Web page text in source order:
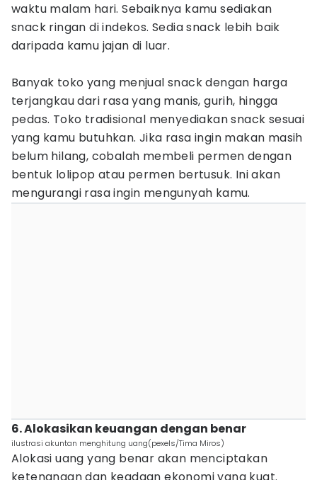
waktu malam hari. Sebaiknya kamu sediakan
snack ringan di indekos. Sedia snack lebih baik
daripada kamu jajan di luar.
Banyak toko yang menjual snack dengan harga
terjangkau dari rasa yang manis, gurih, hingga
pedas. Toko tradisional menyediakan snack sesuai
yang kamu butuhkan. Jika rasa ingin makan masih
belum hilang, cobalah membeli permen dengan
bentuk lolipop atau permen bertusuk. Ini akan
mengurangi rasa ingin mengunyah kamu.
6. Alokasikan keuangan dengan benar
ilustrasi akuntan menghitung uang(pexels/Tima Miros)
Alokasi uang yang benar akan menciptakan